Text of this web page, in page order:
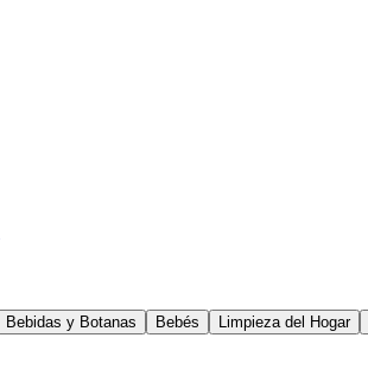
Bebidas y Botanas Bebés Limpieza del Hogar